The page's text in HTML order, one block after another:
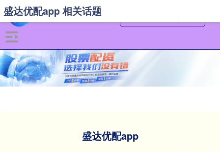
盛达优配app
盛达优配app 相关话题